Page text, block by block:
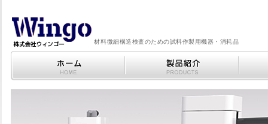
材料微細構造検査のための試料作製用機器・消耗品